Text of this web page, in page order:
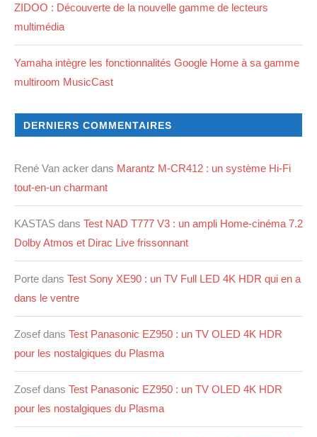
ZIDOO : Découverte de la nouvelle gamme de lecteurs
multimédia
Yamaha intègre les fonctionnalités Google Home à sa gamme
multiroom MusicCast
DERNIERS COMMENTAIRES
René Van acker dans Marantz M-CR412 : un système Hi-Fi
tout-en-un charmant
KASTAS dans Test NAD T777 V3 : un ampli Home-cinéma 7.2
Dolby Atmos et Dirac Live frissonnant
Porte dans Test Sony XE90 : un TV Full LED 4K HDR qui en a
dans le ventre
Zosef dans Test Panasonic EZ950 : un TV OLED 4K HDR
pour les nostalgiques du Plasma
Zosef dans Test Panasonic EZ950 : un TV OLED 4K HDR
pour les nostalgiques du Plasma